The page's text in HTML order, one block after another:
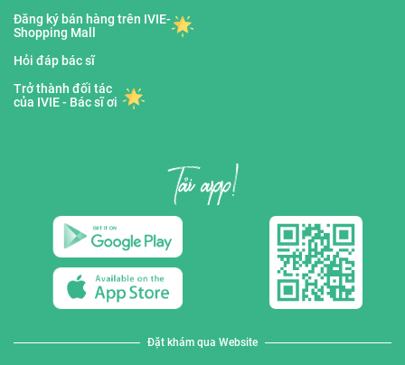
Đăng ký bán hàng trên IVIE-
Shopping Mall
Hỏi đáp bác sĩ
Trở thành đối tác
của IVIE - Bác sĩ ơi
Đặt khám qua Website